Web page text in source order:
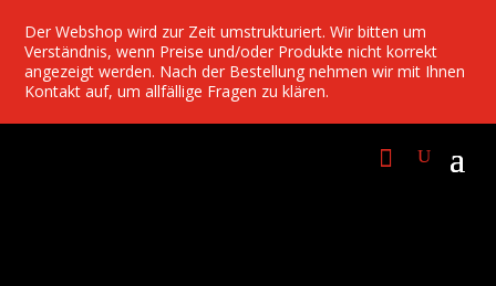
Der Webshop wird zur Zeit umstrukturiert. Wir bitten um
Verständnis, wenn Preise und/oder Produkte nicht korrekt
angezeigt werden. Nach der Bestellung nehmen wir mit Ihnen
Kontakt auf, um allfällige Fragen zu klären.